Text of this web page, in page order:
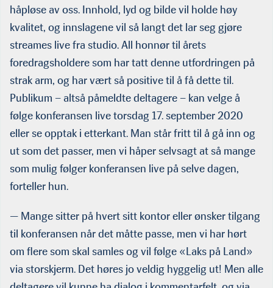
håpløse av oss. Innhold, lyd og bilde vil holde høy
kvalitet, og innslagene vil så langt det lar seg gjøre
streames live fra studio. All honnør til årets
foredragsholdere som har tatt denne utfordringen på
strak arm, og har vært så positive til å få dette til.
Publikum – altså påmeldte deltagere – kan velge å
følge konferansen live torsdag 17. september 2020
eller se opptak i etterkant. Man står fritt til å gå inn og
ut som det passer, men vi håper selvsagt at så mange
som mulig følger konferansen live på selve dagen,
forteller hun.
— Mange sitter på hvert sitt kontor eller ønsker tilgang
til konferansen når det måtte passe, men vi har hørt
om flere som skal samles og vil følge «Laks på Land»
via storskjerm. Det høres jo veldig hyggelig ut! Men alle